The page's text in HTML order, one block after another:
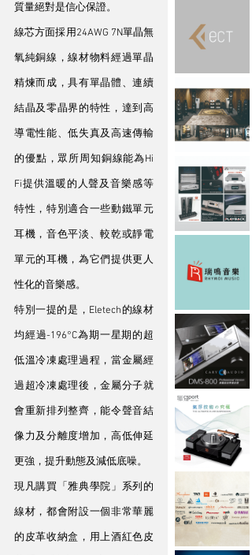
質量絕對是信心保證。
線芯方面採用24AWG 7N單晶無
氧純銅線，線材物料經過單晶
精煉而成，具有單晶體、連續
結晶及零晶界的特性，達到高
導電性能、低失真及高速傳輸
的優點，眾所周知銅線能為Hi
Fi提供溫暖的人聲及音樂感等
特性，特別適合一些動鐵單元
耳機，音色平淡、較乾或靜電
單元的耳機，為它們提供更人
性化的音樂感。
特別一提的是，Eletech的線材
均經過-196°C為期一星期的超
低溫冷凍處理過程，當金屬經
過超冷凍處理後，金屬分子就
會重新排列整齊，能令聲音結
像力及分離度增加，高低伸延
更強，提升動態及減低底噪。
現凡購買「雅典學院」系列的
線材，都會附設一個非常華麗
的皮革收納盒，用上酒紅色皮